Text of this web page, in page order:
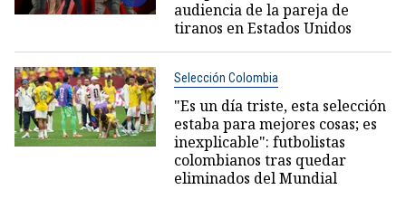
audiencia de la pareja de
tiranos en Estados Unidos
Selección Colombia
"Es un día triste, esta selección
estaba para mejores cosas; es
inexplicable": futbolistas
colombianos tras quedar
eliminados del Mundial